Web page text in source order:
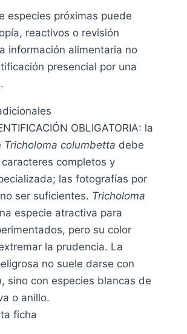
especies próximas puede
reactivos o revisión
información alimentaria no
presencial por una
OBLIGATORIA: la
Tricholoma columbetta debe
completos y
las fotografías por
ser suficientes. Tricholoma
especie atractiva para
pero su color
la prudencia. La
no suele darse con
, sino con especies blancas de
o anillo.
ficha